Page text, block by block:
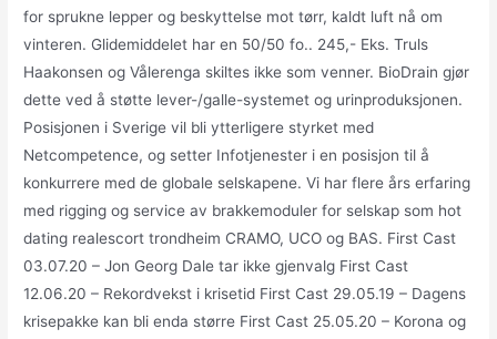
for sprukne lepper og beskyttelse mot tørr, kaldt luft nå om
vinteren. Glidemiddelet har en 50/50 fo.. 245,- Eks. Truls
Haakonsen og Vålerenga skiltes ikke som venner. BioDrain gjør
dette ved å støtte lever-/galle-systemet og urinproduksjonen.
Posisjonen i Sverige vil bli ytterligere styrket med
Netcompetence, og setter Infotjenester i en posisjon til å
konkurrere med de globale selskapene. Vi har flere års erfaring
med rigging og service av brakkemoduler for selskap som hot
dating realescort trondheim CRAMO, UCO og BAS. First Cast
03.07.20 – Jon Georg Dale tar ikke gjenvalg First Cast
12.06.20 – Rekordvekst i krisetid First Cast 29.05.19 – Dagens
krisepakke kan bli enda større First Cast 25.05.20 – Korona og